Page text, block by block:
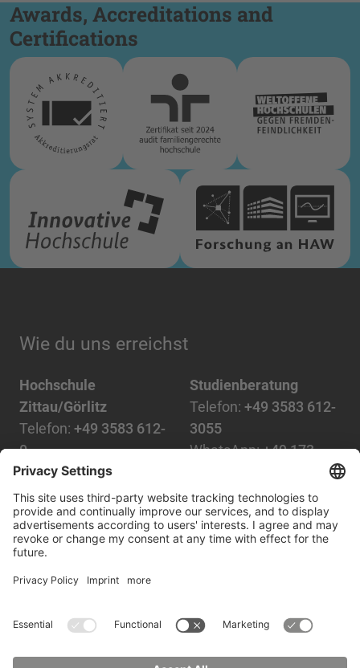
Awards, Accreditations and
Certifications
Wie du uns erreichst
Hochschule
Zittau/Görlitz
Telefon: +49 3583 612-
0
Mail:info(at)hszg.de
Studienberatung
Telefon: +49 3583 612-
3055
WhatsApp:+49 173
Mail:
stud.info(at)hszg.de
Alle Studiengänge
Impressum
Barrierefreiheit Presse